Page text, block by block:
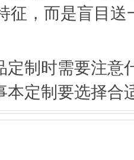
征，而是盲目
定制时需要注意
本定制要选择合